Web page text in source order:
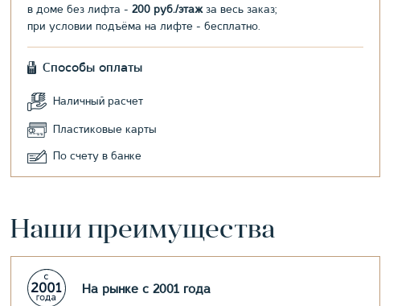
в доме без лифта - 200 руб./этажза весь заказ;
при условии подъёма на лифте - бесплатно.
Способы оплаты
Наличный расчет
Пластиковые карты
По счету в банке
Наши преимущества
На рынке с 2001 года